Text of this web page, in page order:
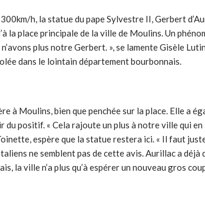
h, la statue du pape Sylvestre II, Gerbert
la place principale de la ville de Moulins. Un
plus notre Gerbert. », se lamente Gisèle
dans le lointain département bourbonnais.
à Moulins, bien que penchée sur la place. Elle a
du positif. « Cela rajoute un plus à notre ville qui
espère que la statue restera ici. « Il faut
ne semblent pas de cette avis. Aurillac a
la ville n’a plus qu’à espérer un nouveau gros